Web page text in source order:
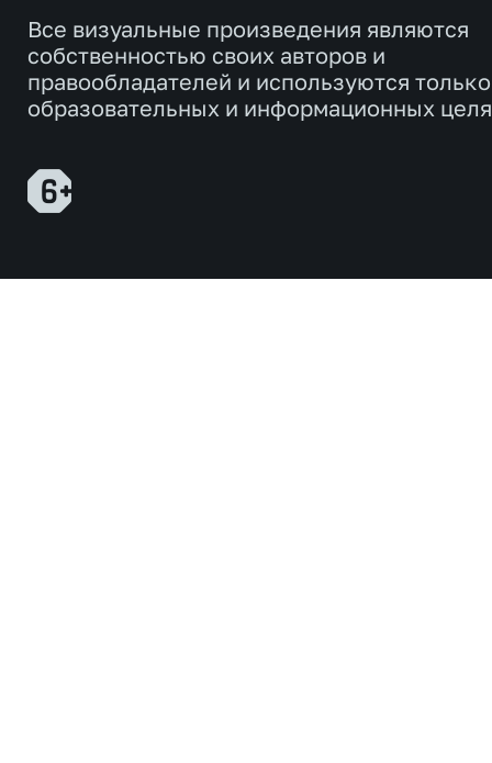
Все визуальные произведения являются
собственностью своих авторов и
правообладателей и используются
образовательных и информационных